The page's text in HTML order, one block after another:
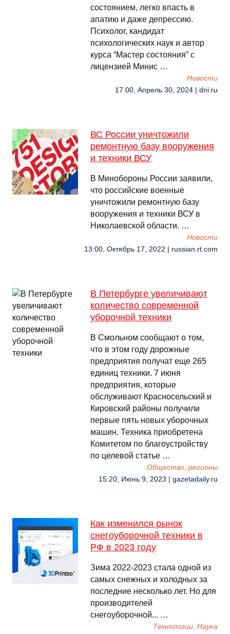
состоянием, легко впасть в
апатию и даже депрессию.
Психолог, кандидат
психологических наук и автор
курса “Мастер состояния” с
лицензией Минис …
Новости
17:00, Апрель 30, 2024 | dni.ru
ВС России уничтожили
ремонтную базу вооружения
и техники ВСУ
В Минобороны России заявили,
что российские военные
уничтожили ремонтную базу
вооружения и техники ВСУ в
Николаевской области. …
Новости
13:00, Октябрь 17, 2022 | russian.rt.com
В Петербурге увеличивают
количество современной
уборочной техники
В Смольном сообщают о том,
что в этом году дорожные
предприятия получат еще 265
единиц техники. 7 июня
предприятия, которые
обслуживают Красносельский и
Кировский районы получили
первые пять новых уборочных
машин. Техника приобретена
Комитетом по благоустройству
по целевой статье …
Общество, регионы
15:20, Июнь 9, 2023 | gazetadaily.ru
Как изменился рынок
снегоуборочной техники в
РФ в 2023 году
Зима 2022-2023 стала одной из
самых снежных и холодных за
последние несколько лет. Но для
производителей
снегоуборочной... …
Технологии, Наука